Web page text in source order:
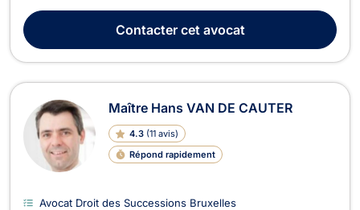
prend en charge les affaires de mariage, de cohabitation
légale, de divorce et de sép...
Contactercet avocat
Maître Hans VAN DE CAUTER
4.3 (11 avis)
Répond rapidement
Avocat Droit des Successions Bruxelles